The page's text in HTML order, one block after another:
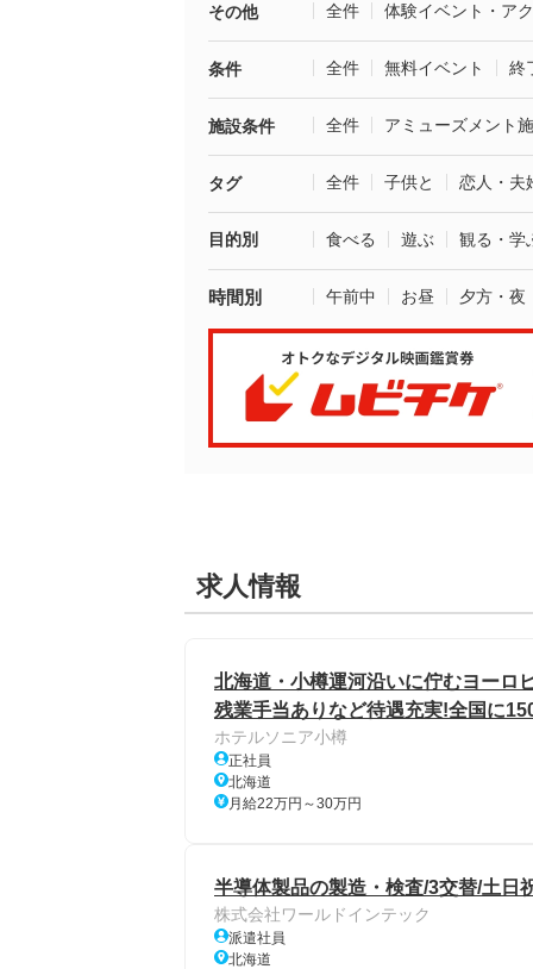
その他 全件 体験イベント・ア
条件 全件 無料イベント 終
施設条件 全件 アミューズメント
タグ 全件 子供と 恋人・夫
目的別 食べる 遊ぶ 観る・学
時間別 午前中 お昼 夕方・夜
求人情報
北海道・小樽運河沿いに佇むヨーロ
残業手当ありなど待遇充実!全国に
ホテルソニア小樽
正社員
北海道
月給22万円～30万円
半導体製品の製造・検査/3交替/土日
株式会社ワールドインテック
派遣社員
北海道